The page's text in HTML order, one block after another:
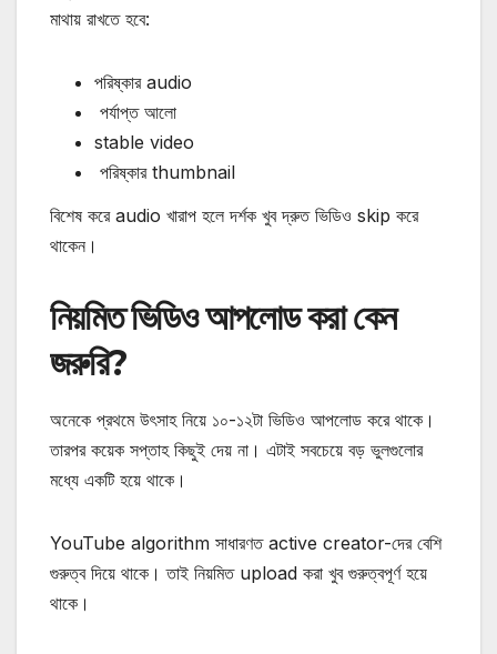
মাথায় রাখতে হবে:
পরিষ্কার audio
পর্যাপ্ত আলো
stable video
পরিষ্কার thumbnail
বিশেষ করে audio খারাপ হলে দর্শক খুব দ্রুত ভিডিও skip করে
থাকেন।
নিয়মিত ভিডিও আপলোড করা কেন
জরুরি?
অনেকে প্রথমে উৎসাহ নিয়ে ১০-১২টা ভিডিও আপলোড করে থাকে।
তারপর কয়েক সপ্তাহ কিছুই দেয় না। এটাই সবচেয়ে বড় ভুলগুলোর
মধ্যে একটি হয়ে থাকে।
YouTube algorithm সাধারণত active creator-দের বেশি
গুরুত্ব দিয়ে থাকে। তাই নিয়মিত upload করা খুব গুরুত্বপূর্ণ হয়ে
থাকে।